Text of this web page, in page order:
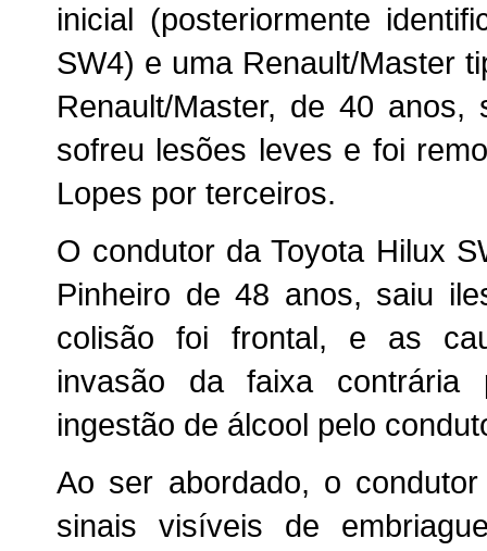
inicial (posteriormente
SW4) e uma Renault/Master
Renault/Master, de 40
sofreu lesões leves e foi
Lopes por terceiros.
O condutor da Toyota Hilux
Pinheiro de 48 anos, saiu
colisão foi frontal, e as
invasão da faixa
ingestão de álcool pelo
Ao ser abordado, o
sinais visíveis de